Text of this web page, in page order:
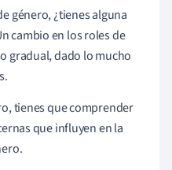
género, ¿tienes alguna
cambio en los roles de
gradual, dado lo mucho
tienes que comprender
que influyen en la